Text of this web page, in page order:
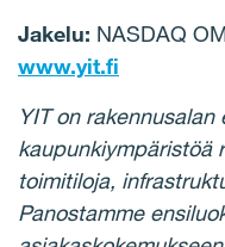
Jakelu: NASDAQ
www.yit.fi
YIT on
kaupunkiympäristöä
toimitiloja,
Panostamme